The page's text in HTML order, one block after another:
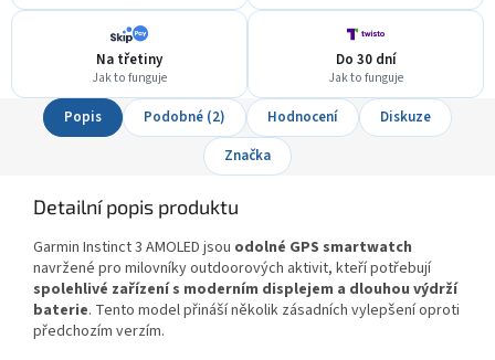
Na třetiny
Jak to funguje
Do 30 dní
Jak to funguje
Popis Podobné (2) Hodnocení
Diskuze
Značka
Detailní popis produktu
Garmin Instinct 3 AMOLED jsou odolné GPS smartwatch
navržené pro milovníky outdoorových aktivit, kteří potřebují
spolehlivé zařízení s moderním displejem a dlouhou výdrží
baterie. Tento model přináší několik zásadních vylepšení oproti
předchozím verzím.